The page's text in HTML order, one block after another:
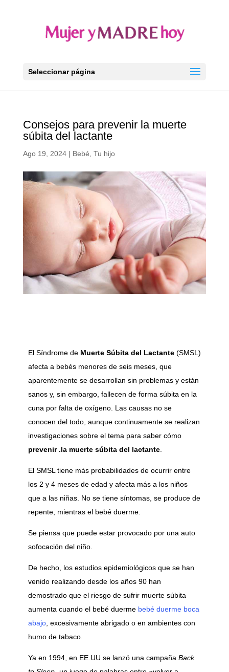
Seleccionar página
Consejos para prevenir la muerte
súbita del lactante
Ago 19, 2024| Bebé Tu hijo
El Síndrome de Muerte Súbita del Lactante(SMSL)
afecta a bebés menores de seis meses, que
aparentemente se desarrollan sin problemas y están
sanos y, sin embargo, fallecen de forma súbita en la
cuna por falta de oxígeno. Las causas no se
conocen del todo, aunque continuamente se realizan
investigaciones sobre el tema para saber cómo
prevenir .la muerte súbita del lactante.
El SMSL tiene más probabilidades de ocurrir entre
los 2 y 4 meses de edad y afecta más a los niños
que a las niñas. No se tiene síntomas, se produce de
repente, mientras el bebé duerme.
Se piensa que puede estar provocado por una auto
sofocación del niño.
De hecho, los estudios epidemiológicos que se han
venido realizando desde los años 90 han
demostrado que el riesgo de sufrir muerte súbita
aumenta cuando el bebé duerme bebé duerme boca
abajo, excesivamente abrigado o en ambientes con
humo de tabaco.
Ya en 1994, en EE.UU se lanzó una campaña Back